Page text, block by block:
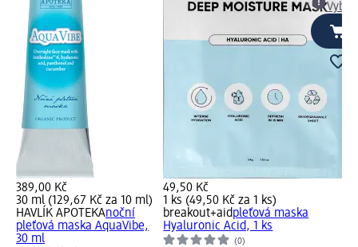
389,00 Kč
30 ml (129,67 Kč za 10 ml)
HAVLÍK APOTEKAnoční
pleťová maska AquaVibe,
30 ml
49,50 Kč
1 ks (49,50 Kč za 1 ks)
breakout+aidpleťová maska
Hyaluronic Acid, 1 ks
(0)